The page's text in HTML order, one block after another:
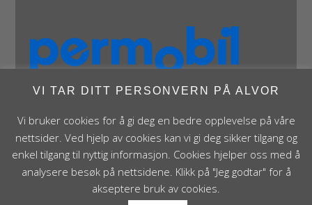
Panthera Norge AS • Røykenveien 142A • NO - 1386
Asker • Norge • post@panthera.no • Tlf: 90 24 55 55 •
VI TAR DITT PERSONVERN PÅ ALVOR
Vi bruker cookies for å gi deg en bedre opplevelse på våre
nettsider. Ved hjelp av cookies kan vi gi deg sikker tilgang og
enkel tilgang til nyttig informasjon. Cookies hjelper oss med å
analysere besøk på nettsidene. Klikk på "Jeg godtar" for å
akseptere bruk av cookies.